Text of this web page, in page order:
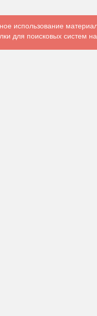
использование
для поисковых систем